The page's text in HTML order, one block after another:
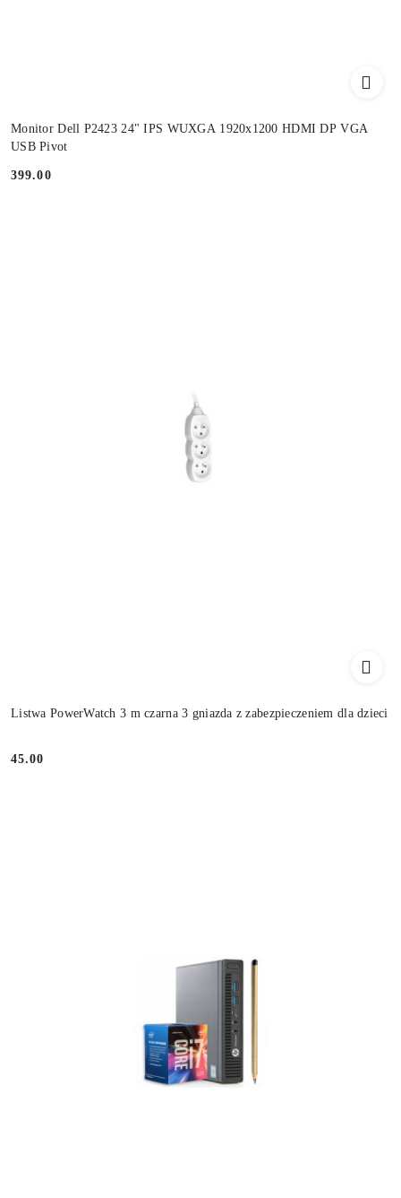
Monitor Dell P2423 24" IPS WUXGA 1920x1200 HDMI DP VGA
USB Pivot
Cena:
399.00
Listwa PowerWatch 3 m czarna 3 gniazda z zabezpieczeniem dla dzieci
Cena:
45.00